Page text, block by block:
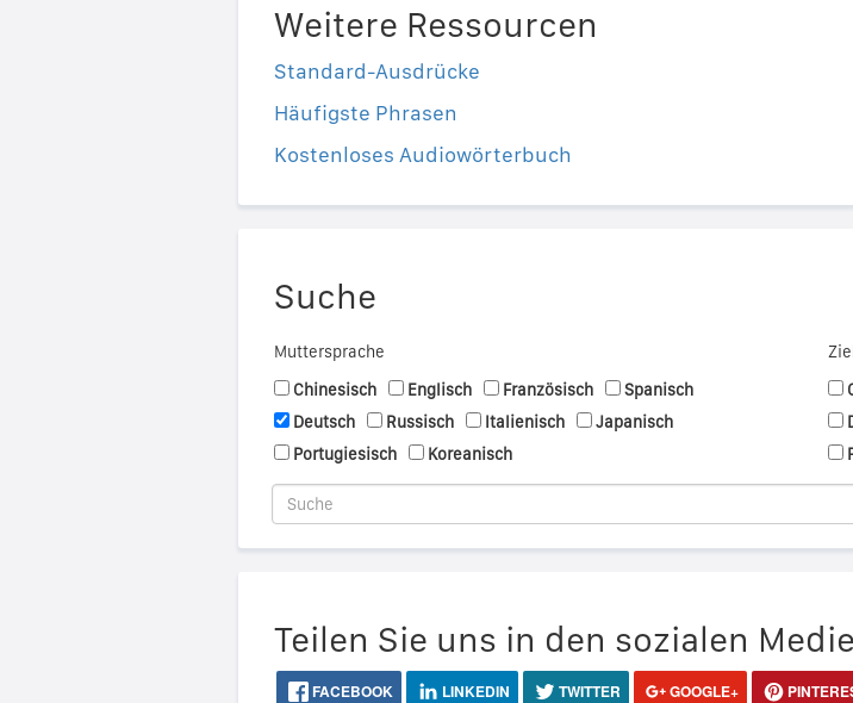
Weitere Ressourcen
Standard-Ausdrücke
Häufigste Phrasen
Kostenloses Audiowörterbuch
Suche
Muttersprache
Chinesisch
Englisch Französisch
Spanisch
Deutsch
Russisch Italienisch
Japanisch
Portugiesisch
Koreanisch
Teilen Sie uns in den sozialen
FACEBOOK LINKEDIN TWITTER GOOGLE+